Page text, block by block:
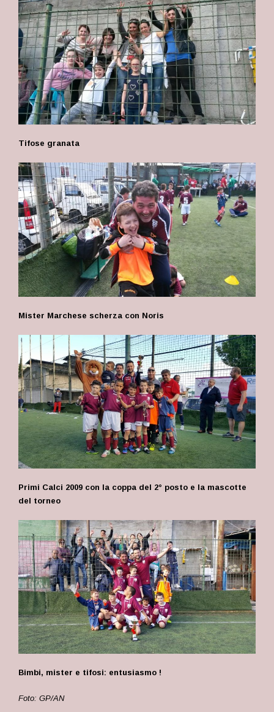
Tifose granata
Mister Marchese scherza con Noris
Primi Calci 2009 con la coppa del 2° posto e la mascotte
del torneo
Bimbi, mister e tifosi: entusiasmo !
Foto: GP/AN